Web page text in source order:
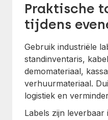
Praktische
tijdens
Gebruik industriële
standinventaris,
demomateriaal,
verhuurmateriaal.
logistiek en
Labels zijn